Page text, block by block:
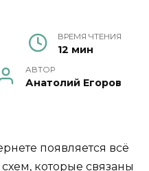
ВРЕМЯ ЧТЕНИЯ
12 мин
АВТОР
Анатолий Егоров
появляется всё
которые связаны